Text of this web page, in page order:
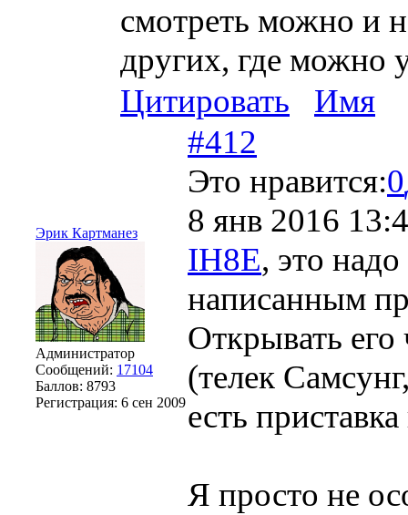
смотреть можно и
других, где можно
Цитировать
Имя
Эрик Картманез
Администратор
Сообщений: 17104
Баллов: 8793
Регистрация: 6 сен 2009
#412
Это нравится:0
8 янв 2016
IH8E, это
написанным
Открывать его
(телек
есть
Я просто не